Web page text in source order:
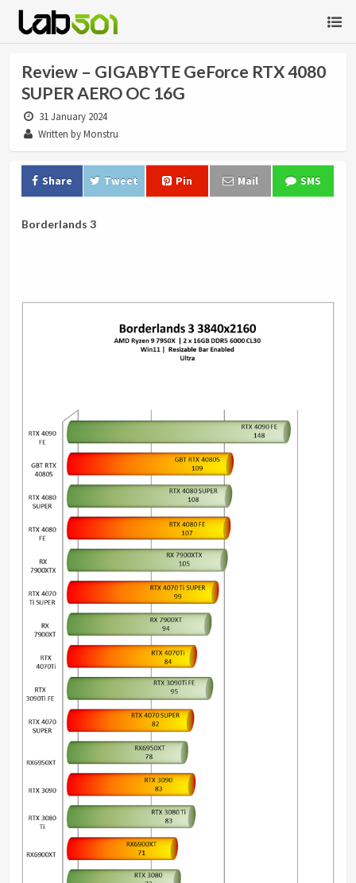
Review – GIGABYTE GeForce RTX 4080
SUPER AERO OC 16G
31 January 2024
Written by Monstru
Share Tweet Pin Mail SMS
Borderlands 3